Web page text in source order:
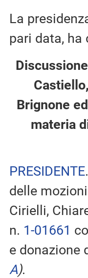
La
pari data,
Brignone
materia
PRESIDENTE
delle
Cirielli,
n. 1-01661
e
A).